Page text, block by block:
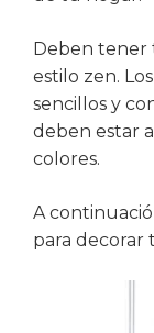
Deben tener
estilo zen.
sencillos y
deben estar
colores.
A
para decorar